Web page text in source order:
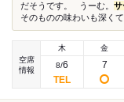
だそうです。 うーむ。 サ
そのものの味わいも深くて
空席
情報
木
8/6
金
7